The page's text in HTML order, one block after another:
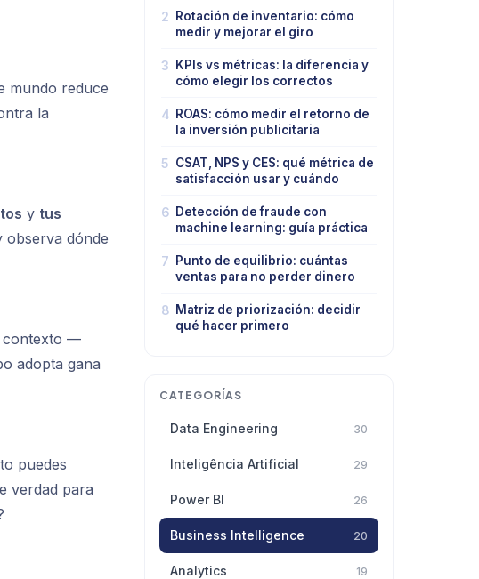
mundo reduce
la
y tus
observa dónde
contexto —
adopta gana
puedes
verdad para
2
Rotación de inventario: cómo
medir y mejorar el giro
3
KPIs vs métricas: la diferencia y
cómo elegir los correctos
4 ROAS: cómo medir el retorno de
la inversión publicitaria
5 CSAT, NPS y CES: qué métrica de
satisfacción usar y cuándo
6 Detección de fraude con
machine learning: guía práctica
7
Punto de equilibrio: cuántas
ventas para no perder dinero
8 Matriz de priorización: decidir
qué hacer primero
CATEGORÍAS
Data Engineering 30
Inteligência Artificial 29
Power BI 26
Business Intelligence 20
Analytics 19